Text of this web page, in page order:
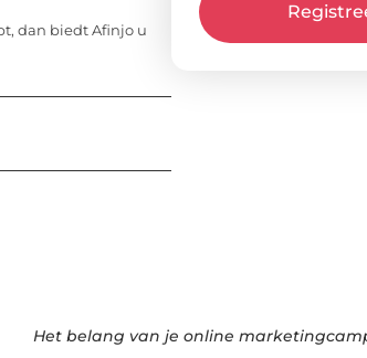
dan biedt Afinjo u
Het belang van je online